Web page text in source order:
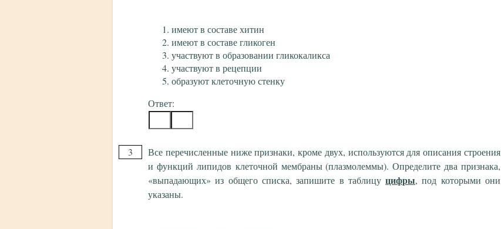
имеют в составе хитин
имеют в составе гликоген
участвуют в образовании гликокаликса
участвуют в рецепции
образуют клеточную стенку
Ответ:
3
Все перечисленные ниже признаки, кроме двух, используются для описания строения
и функций липидов клеточной мембраны (плазмолеммы). Определите два признака,
«выпадающих» из общего списка, запишите в таблицуцифры, под которыми они
указаны.